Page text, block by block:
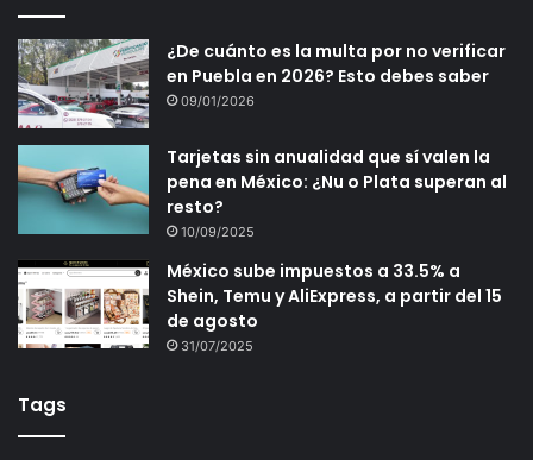
¿De cuánto es la multa por no verificar
en Puebla en 2026? Esto debes saber
09/01/2026
Tarjetas sin anualidad que sí valen la
pena en México: ¿Nu o Plata superan al
resto?
10/09/2025
México sube impuestos a 33.5% a
Shein, Temu y AliExpress, a partir del 15
de agosto
31/07/2025
Tags